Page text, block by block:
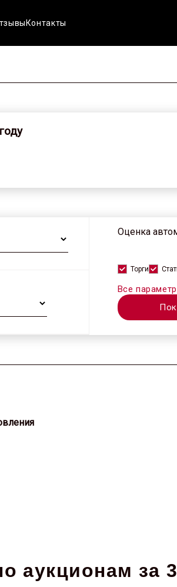
Контакты
Оценка
Торги
Все
аукционам за